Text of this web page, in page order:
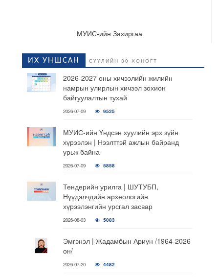
МУИС-ийн Захиргаа
ИХ УНШСАН СҮҮЛИЙН 30 ХОНОГТ
2026-2027 оны хичээлийн жилийн
намрын улирлын хичээл зохион
байгуулалтын тухай
2026-07-09 9525
МУИС-ийн Үндсэн хуулийн эрх зүйн
хүрээлэн | Нээлттэй ажлын байранд
урьж байна
2026-07-09 5858
Тендерийн урилга | ШУТУБП,
Нүүдэлчдийн археологийн
хүрээлэнгийн урсгал засвар
2026-08-03 5083
Эмгэнэл | Жадамбын Ариун /1964-2026
он/
2026-07-20 4482